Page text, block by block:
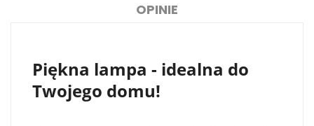
OPINIE
Piękna lampa - idealna do
Twojego domu!